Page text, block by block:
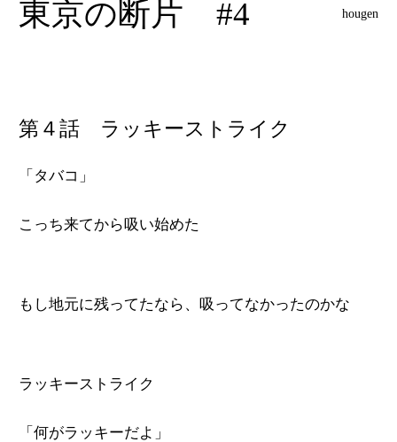
東京の断片 #4 hougen
第４話 ラッキーストライク
「タバコ」
こっち来てから吸い始めた
もし地元に残ってたなら、吸ってなかったのかな
ラッキーストライク
「何がラッキーだよ」